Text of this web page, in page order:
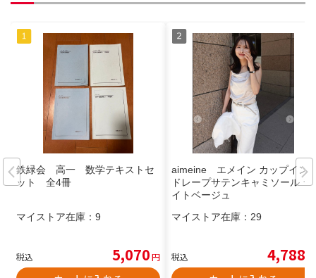
鉄緑会 高一 数学テキストセ
ット 全4冊
マイストア在庫： 9
税込 5,070円
aimeine エメイン カップイン
ドレープサテンキャミソール ラ
イトベージュ
マイストア在庫： 29
税込 4,788